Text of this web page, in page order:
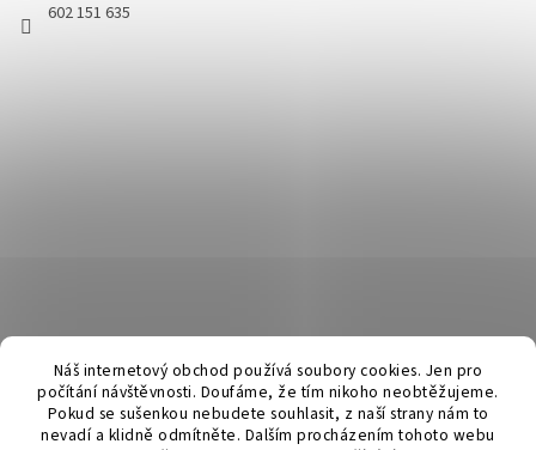
Náš internetový obchod používá soubory cookies. Jen pro
počítání návštěvnosti. Doufáme, že tím nikoho neobtěžujeme.
Pokud se sušenkou nebudete souhlasit, z naší strany nám to
nevadí a klidně odmítněte. Dalším procházením tohoto webu
602 151 635